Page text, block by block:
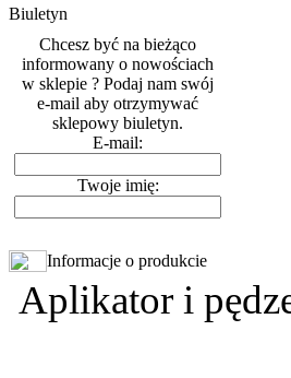
Biuletyn
Chcesz być na bieżąco
informowany o nowościach
w sklepie ? Podaj nam swój
e-mail aby otrzymywać
sklepowy biuletyn.
E-mail:
Twoje imię:
Informacje o produkcie
Aplikator i